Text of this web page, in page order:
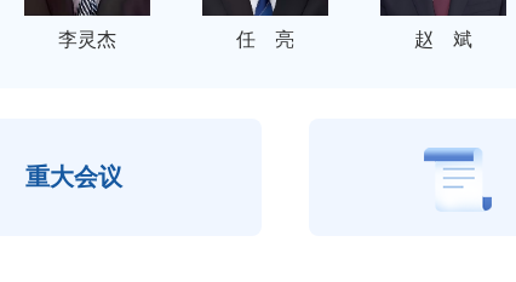
李灵杰 任 亮 赵 斌
重大会议